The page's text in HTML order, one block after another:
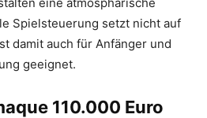
Spielsteuerung setzt nicht auf
damit auch für Anfänger und
geeignet.
110.000 Euro